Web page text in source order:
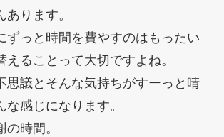
ります。
ずっと時間を費やすのはもったい
えることって大切ですよね。
思議とそんな気持ちがすーっと晴
感じになります。
の時間。